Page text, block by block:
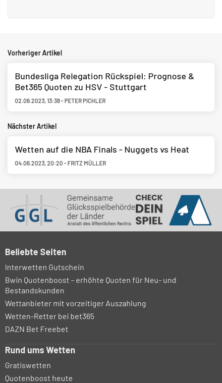
Vorheriger Artikel
Bundesliga Relegation Rückspiel: Prognose &
Bet365 Quoten zu HSV - Stuttgart
02.06.2023,13:38-PETER PICHLER
Nächster Artikel
Wetten auf die NBA Finals - Nuggets vs Heat
04.06.2023,20:20- FRITZ MÜLLER
Beliebte Seiten
Interwetten Gutschein
Bwin Quotenboost – erhöhte Quoten für Neu- und
Bestandskunden
Wettanbieter mit vorzeitiger Auszahlung
Wetten-Retter bei bet365
DAZN Bet Freebet
Rund ums Wetten
Gratiswetten
Quotenboost heute